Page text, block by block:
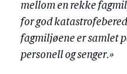
mellom en rekke
for god
fagmiljøene er samlet
personell og senger.»